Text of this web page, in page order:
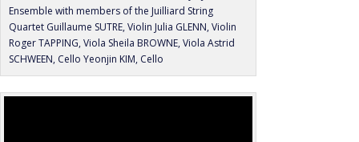
l’Académie musicale de Villecroze. Son désir de transmission ne
se limite pas à l'enseignement, on le retrouve régulièrement sur
scène entouré de ses élèves ou encore dirigeant une séance
d'enregistrement, comme pour le premier disque du Calidore
Quartet paru en 2015. Il a été membre du jury de prestigieux
Ensemble with members of the Juilliard String
Quartet Guillaume SUTRE, Violin Julia GLENN, Violin
Roger TAPPING, Viola Sheila BROWNE, Viola Astrid
SCHWEEN, Cello Yeonjin KIM, Cello